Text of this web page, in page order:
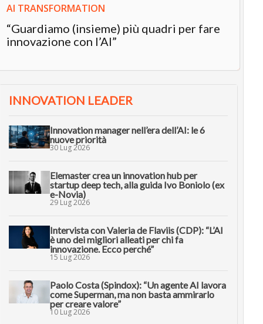
AI TRANSFORMATION
“Guardiamo (insieme) più quadri per fare
innovazione con l’AI”
INNOVATION LEADER
Innovation manager nell’era dell’AI: le 6
nuove priorità
30 Lug 2026
Elemaster crea un innovation hub per
startup deep tech, alla guida Ivo Boniolo (ex
e-Novia)
29 Lug 2026
Intervista con Valeria de Flaviis (CDP): “L’AI
è uno dei migliori alleati per chi fa
innovazione. Ecco perché”
15 Lug 2026
Paolo Costa (Spindox): “Un agente AI lavora
come Superman, ma non basta ammirarlo
per creare valore”
10 Lug 2026